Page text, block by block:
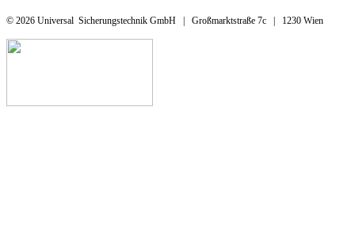
© 2026 Universal Sicherungstechnik GmbH | Großmarktstraße 7c | 1230 Wien